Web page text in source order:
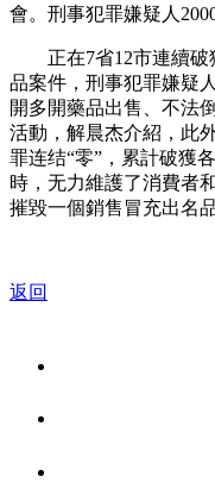
會。刑事犯罪嫌疑人
正在7省12市連續破
品案件，刑事犯罪嫌疑
開多開藥品出售、不法
活動，解晨杰介紹，此
罪连结“零”，累計破獲
時，无力維護了消費者
摧毀一個銷售冒充出名
返回